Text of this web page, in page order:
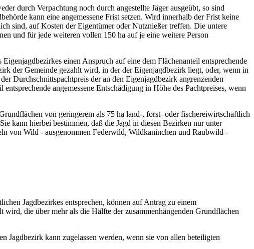
durch Verpachtung noch durch angestellte Jäger ausgeübt, so sind
kann eine angemessene Frist setzen. Wird innerhalb der Frist keine
sind, auf Kosten der Eigentümer oder Nutznießer treffen. Die untere
und für jede weiteren vollen 150 ha auf je eine weitere Person
einen Anspruch auf eine dem Flächenanteil entsprechende
der Gemeinde gezahlt wird, in der der Eigenjagdbezirk liegt, oder, wenn in
Durchschnittspachtpreis der an den Eigenjagdbezirk angrenzenden
angemessene Entschädigung in Höhe des Pachtpreises, wenn
von geringerem als 75 ha land-, forst- oder fischereiwirtschaftlich
kann hierbei bestimmen, daß die Jagd in diesen Bezirken nur unter
von Wild - ausgenommen Federwild, Wildkaninchen und Raubwild -
Jagdbezirkes entsprechen, können auf Antrag zu einem
die über mehr als die Hälfte der zusammenhängenden Grundflächen
Jagdbezirk kann zugelassen werden, wenn sie von allen beteiligten